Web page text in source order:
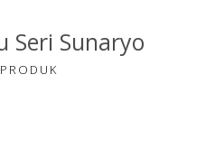
Seri Sunaryo
PRODUK